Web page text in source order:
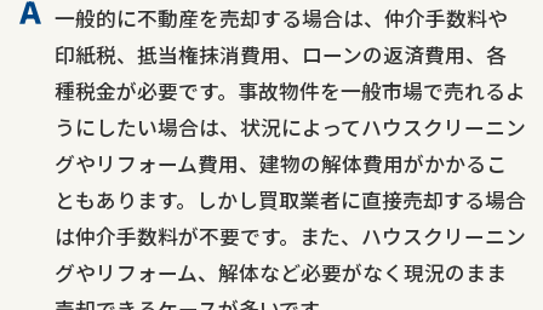
一般的に不動産を売却する場合は、仲介手数料や
印紙税、抵当権抹消費用、ローンの返済費用、各
種税金が必要です。事故物件を一般市場で売れるよ
うにしたい場合は、状況によってハウスクリーニン
グやリフォーム費用、建物の解体費用がかかるこ
ともあります。しかし買取業者に直接売却する場合
は仲介手数料が不要です。また、ハウスクリーニン
グやリフォーム、解体など必要がなく現況のまま